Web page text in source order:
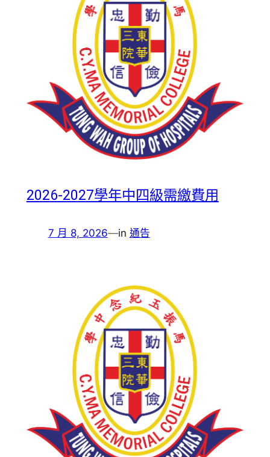
2026-2027學年中四級需繳費用
7 月 8, 2026—in 通告